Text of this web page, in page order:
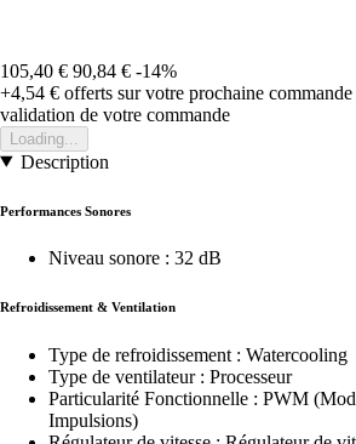
105,40 € 90,84 € -14%
+4,54 € offerts sur votre prochaine commande
validation de votre commande
Loading...
Description
Performances Sonores
Niveau sonore : 32 dB
Refroidissement & Ventilation
Type de refroidissement : Watercooling
Type de ventilateur : Processeur
Particularité Fonctionnelle : PWM
Impulsions)